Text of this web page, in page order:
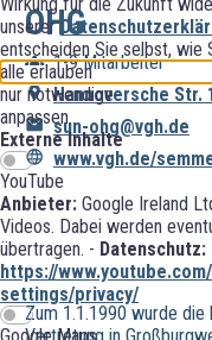
unserer
entscheiden Sie selbst, wie
alle erlauben
nur notwendige
anpassen
Externe Inhalte
YouTube
Anbieter: Google Ireland
Videos. Dabei werden
übertragen. - Datenschutz:
https://
settings/privacy/
OHG
1-9 Mitarbeiter
Hannoversche Str.
sun-ohg@vgh.de
www.vgh.de/
Zum 1.1.1990 wurde die
Vertretung in